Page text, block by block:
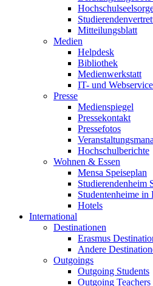
Mitteilungsblatt
Medien
Helpdesk
Bibliothek
Medienwerkstatt
IT- und
Presse
Medienspiegel
Pressekontakt
Pressefotos
Hochschulberichte
Wohnen & Essen
Mensa Speiseplan
Studierendenheim
Studentenheime in
Hotels
International
Destinationen
Erasmus
Andere
Outgoings
Outgoing Students
Outgoing Teachers